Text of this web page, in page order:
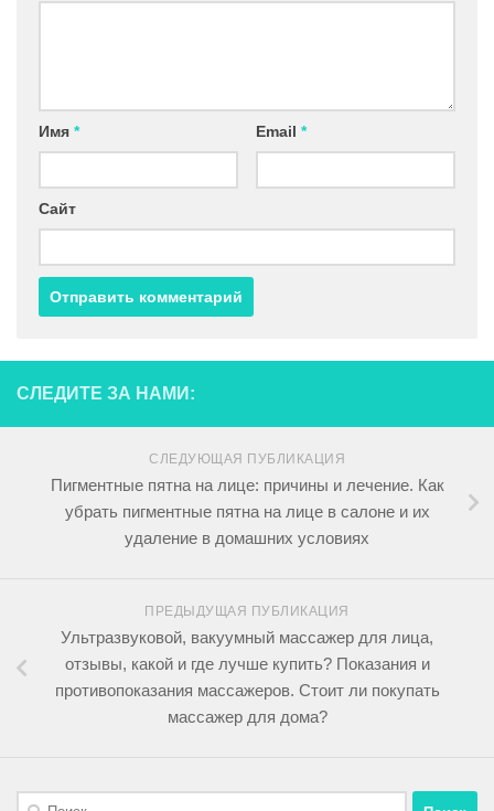
Имя * Email *
Сайт
СЛЕДИТЕ ЗА НАМИ:
СЛЕДУЮЩАЯ ПУБЛИКАЦИЯ
Пигментные пятна на лице: причины и лечение. Как
убрать пигментные пятна на лице в салоне и их
удаление в домашних условиях
ПРЕДЫДУЩАЯ ПУБЛИКАЦИЯ
Ультразвуковой, вакуумный массажер для лица,
отзывы, какой и где лучше купить? Показания и
противопоказания массажеров. Стоит ли покупать
массажер для дома?